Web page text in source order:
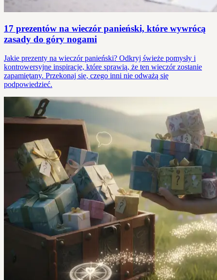
17 prezentów na wieczór panieński, które wywrócą
zasady do góry nogami
Jakie prezenty na wieczór panieński? Odkryj świeże pomysły i
kontrowersyjne inspiracje, które sprawią, że ten wieczór zostanie
zapamiętany. Przekonaj się, czego inni nie odważą się
podpowiedzieć.